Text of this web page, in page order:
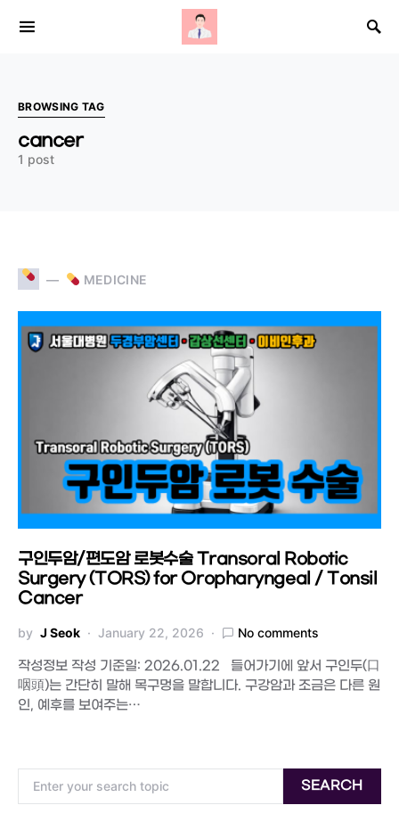
Search for:
BROWSING TAG
cancer
1 post
MEDICINE
구인두암/편도암 로봇수술 Transoral Robotic
Surgery (TORS) for Oropharyngeal / Tonsil
Cancer
by J Seok January 22, 2026 No comments
작성정보 작성 기준일: 2026.01.22 들어가기에 앞서 구인두(口
咽頭)는 간단히 말해 목구멍을 말합니다. 구강암과 조금은 다른 원
인, 예후를 보여주는…
SEARCH